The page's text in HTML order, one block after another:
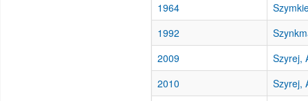
1964
1992
2009
Szyrej,
2010
Szyrej,